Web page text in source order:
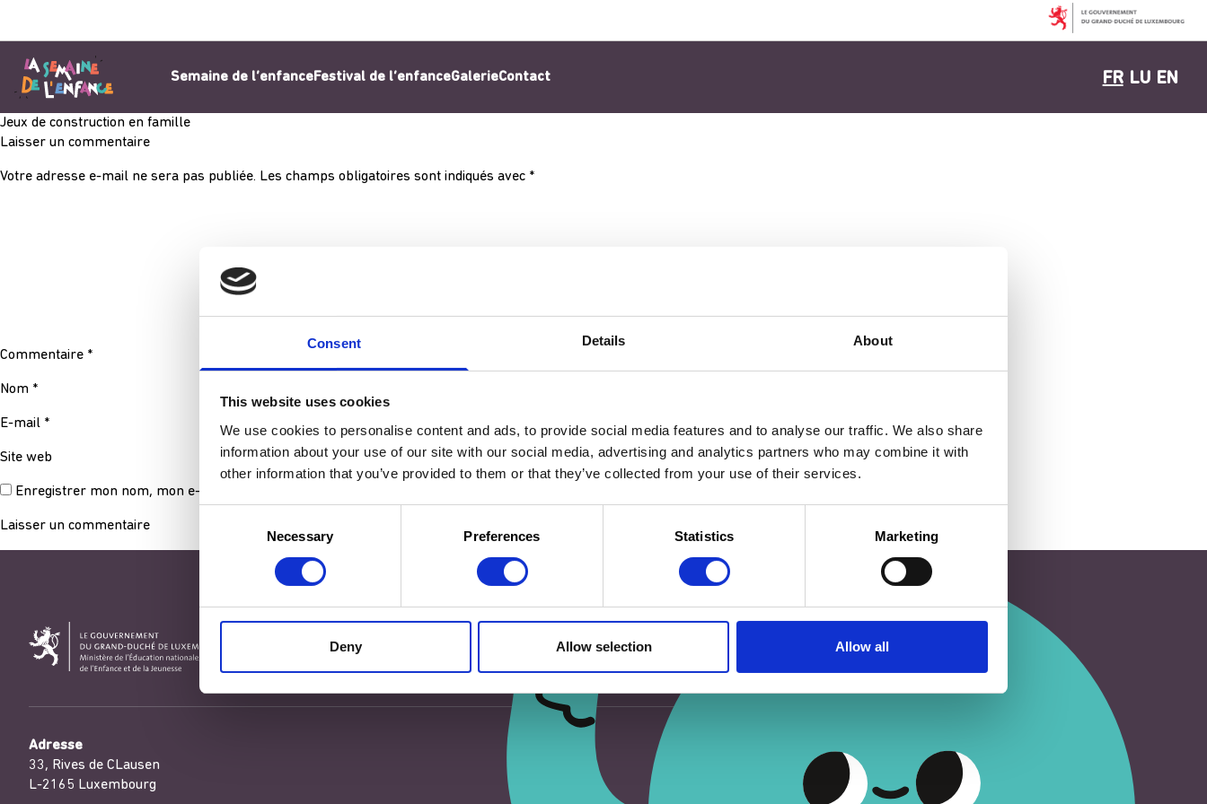
Consent Details About
This website uses cookies
We use cookies to personalise content and ads, to provide social media features and to analyse our traffic. We also share
information about your use of our site with our social media, advertising and analytics partners who may combine it with
other information that you’ve provided to them or that they’ve collected from your use of their services.
Necessary Preferences Statistics Marketing
Deny Allow selection Allow all
Semaine de l’enfanceFestival de l’enfanceGalerieContact FR LU EN
Jeux de construction en famille
Laisser un commentaire
Votre adresse e-mail ne sera pas publiée. Les champs obligatoires sont indiqués avec *
Commentaire *
Nom *
E-mail *
Site web
Enregistrer mon nom, mon e-mail et mon site dans le navigateur pour mon prochain commentaire.
Adresse
33, Rives de CLausen
L-2165 Luxembourg